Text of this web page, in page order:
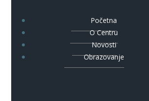
Početna
O Centru
Novosti
Obrazovanje